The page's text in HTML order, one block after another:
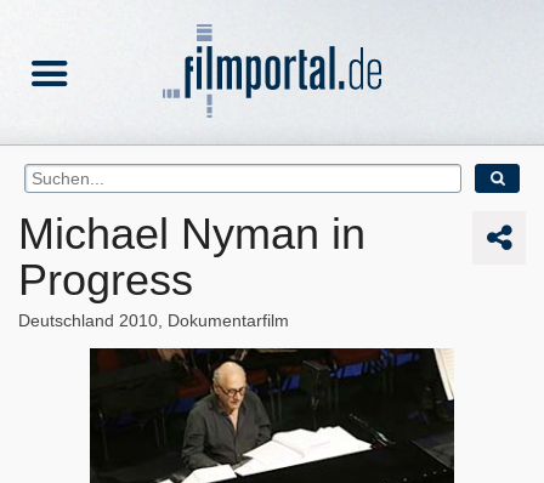
Michael Nyman in
Progress
Deutschland 2010 Dokumentarfilm